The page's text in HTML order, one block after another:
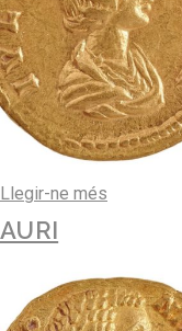
Llegir-ne més
AURI